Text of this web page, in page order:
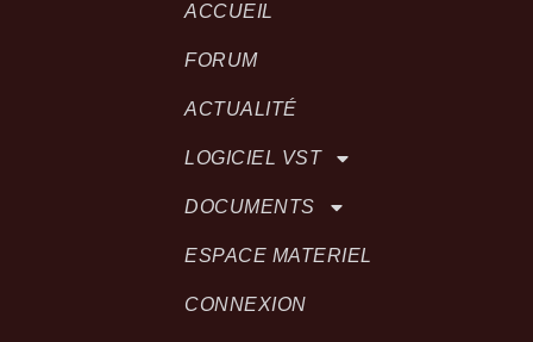
ACCUEIL
FORUM
ACTUALITÉ
LOGICIEL VST
DOCUMENTS
ESPACE MATERIEL
CONNEXION